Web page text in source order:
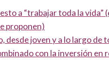
a “trabajar toda la vida”
proponen)
desde joven y a lo largo de
con la inversión en